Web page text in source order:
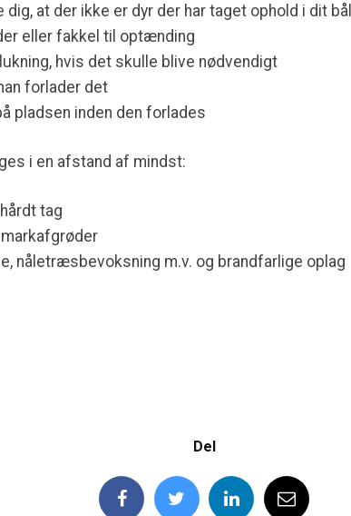
at der ikke er dyr der har taget ophold i dit bål
eller fakkel til optænding
hvis det skulle blive nødvendigt
forlader det
pladsen inden den forlades
i en afstand af mindst:
tag
nåletræsbevoksning m.v. og brandfarlige oplag
Del